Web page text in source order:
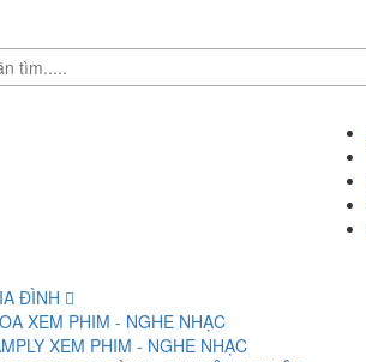
ĐÌNH
XEM PHIM - NGHE NHẠC
XEM PHIM - NGHE NHẠC